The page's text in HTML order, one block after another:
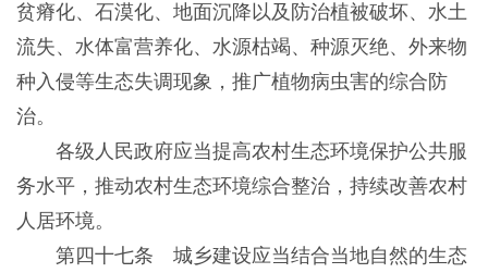
贫瘠化、石漠化、地面沉降以及防治植被破坏、水土
流失、水体富营养化、水源枯竭、种源灭绝、外来物
种入侵等生态失调现象，推广植物病虫害的综合防
治。
各级人民政府应当提高农村生态环境保护公共服
务水平，推动农村生态环境综合整治，持续改善农村
人居环境。
第四十七条 城乡建设应当结合当地自然的生态